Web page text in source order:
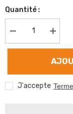
Quantité :
Diminuer
la
quantité
Peitz
la
de
Peitz
J'accepte